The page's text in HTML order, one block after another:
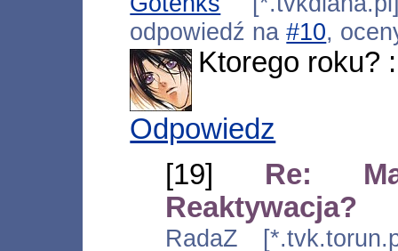
odpowiedź na#10,
Ktorego roku?
Odpowiedz
[19] Re:
Reaktywacja?
RadaZ